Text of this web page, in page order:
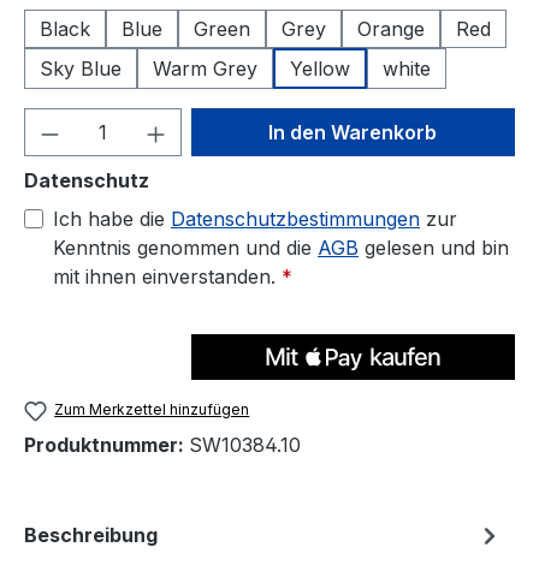
Black
Blue Green Grey Orange
Red
Sky Blue
Warm Grey Yellow white
Produkt Anzahl: Gib denIn den Warenkorb
Datenschutz
Ich habe die Datenschutzbestimmungen zur
Kenntnis genommen und die AGB gelesen und bin
mit ihnen einverstanden. *
Zum Merkzettel hinzufügen
Produktnummer: SW10384.10
Beschreibung